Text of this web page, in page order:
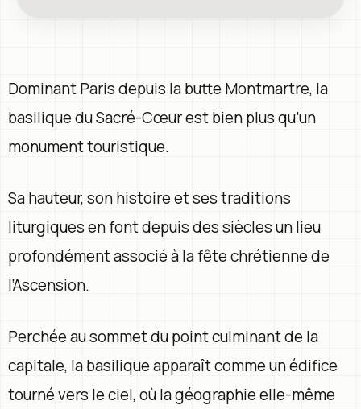
Dominant Paris depuis la butte Montmartre, la
basilique du Sacré-Cœur est bien plus qu’un
monument touristique.
Sa hauteur, son histoire et ses traditions
liturgiques en font depuis des siècles un lieu
profondément associé à la fête chrétienne de
l’Ascension.
Perchée au sommet du point culminant de la
capitale, la basilique apparaît comme un édifice
tourné vers le ciel, où la géographie elle-même